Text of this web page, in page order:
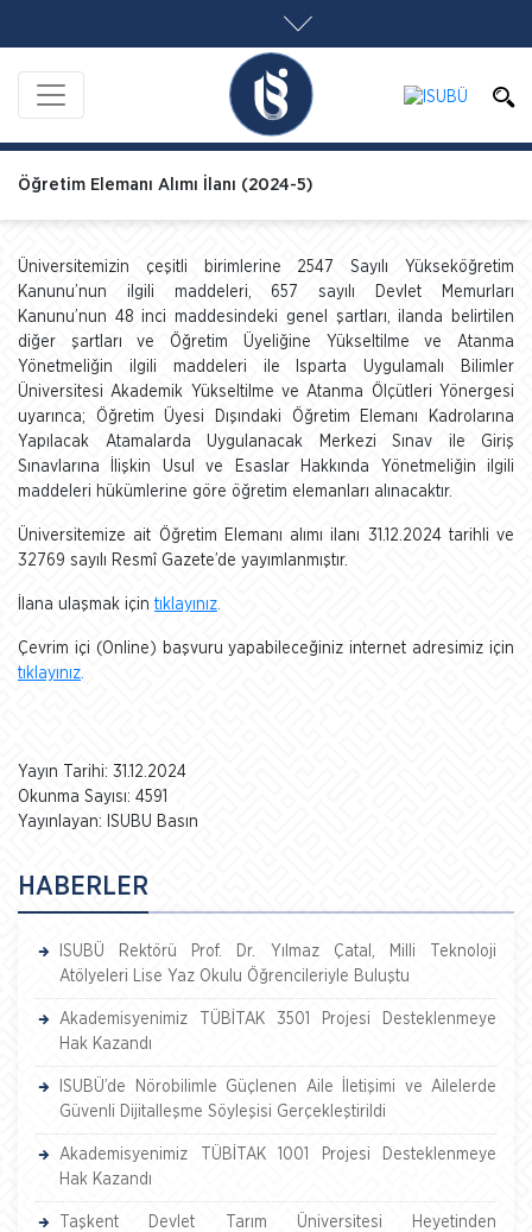
Öğretim Elemanı Alımı İlanı (2024-5)
Üniversitemizin çeşitli birimlerine 2547 Sayılı Yükseköğretim
Kanunu’nun ilgili maddeleri, 657 sayılı Devlet Memurları
Kanunu’nun 48 inci maddesindeki genel şartları, ilanda belirtilen
diğer şartları ve Öğretim Üyeliğine Yükseltilme ve Atanma
Yönetmeliğin ilgili maddeleri ile Isparta Uygulamalı Bilimler
Üniversitesi Akademik Yükseltilme ve Atanma Ölçütleri Yönergesi
uyarınca; Öğretim Üyesi Dışındaki Öğretim Elemanı Kadrolarına
Yapılacak Atamalarda Uygulanacak Merkezi Sınav ile Giriş
Sınavlarına İlişkin Usul ve Esaslar Hakkında Yönetmeliğin ilgili
maddeleri hükümlerine göre öğretim elemanları alınacaktır.
Üniversitemize ait Öğretim Elemanı alımı ilanı 31.12.2024 tarihli ve
32769 sayılı Resmî Gazete’de yayımlanmıştır.
İlana ulaşmak için tıklayınız.
Çevrim içi (Online) başvuru yapabileceğiniz internet adresimiz için
tıklayınız.
Yayın Tarihi: 31.12.2024
Okunma Sayısı: 4591
Yayınlayan: ISUBU Basın
HABERLER
ISUBÜ Rektörü Prof. Dr. Yılmaz Çatal, Milli Teknoloji
Atölyeleri Lise Yaz Okulu Öğrencileriyle Buluştu
Akademisyenimiz TÜBİTAK 3501 Projesi Desteklenmeye
Hak Kazandı
ISUBÜ’de Nörobilimle Güçlenen Aile İletişimi ve Ailelerde
Güvenli Dijitalleşme Söyleşisi Gerçekleştirildi
Akademisyenimiz TÜBİTAK 1001 Projesi Desteklenmeye
Hak Kazandı
Taşkent Devlet Tarım Üniversitesi Heyetinden